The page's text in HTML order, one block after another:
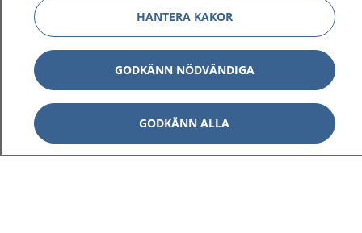
sjukdomar och vilka mottagningar du kan kontakta.
Logga in för att läsa din journal och göra dina
vårdärenden. Ring telefonnummer 1177 för
sjukvårdsrådgivning dygnet runt.
1177 ger dig råd när du vill må bättre.
HANTERA KAKOR
GODKÄNN NÖDVÄNDIGA
GODKÄNN ALLA